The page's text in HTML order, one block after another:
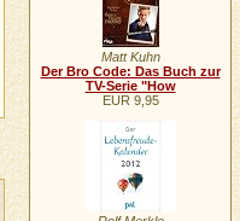
Matt Kuhn
Der Bro Code: Das Buch zur
TV-Serie "How
EUR 9,95